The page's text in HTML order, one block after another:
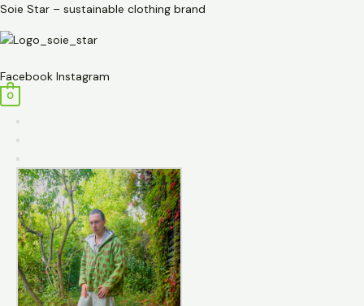
Przejdź
treści
Soie Star – sustainable clothing brand
Facebook Instagram
0
ilość
-
lniana
z
kapturem
ocieplana
-
zielona
w
kwiaty
–
Soie
Star